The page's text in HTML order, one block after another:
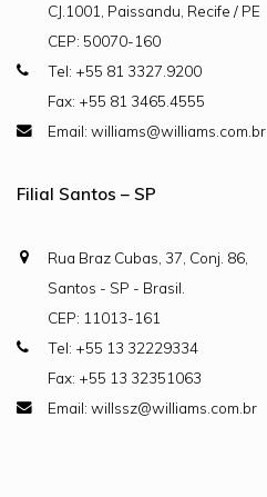
CJ.1001, Paissandu, Recife / PE
CEP: 50070-160
Tel: +55 81 3327.9200
Fax: +55 81 3465.4555
Email: williams@williams.com.br
Filial Santos – SP
Rua Braz Cubas, 37, Conj. 86,
Santos - SP - Brasil.
CEP: 11013-161
Tel: +55 13 32229334
Fax: +55 13 32351063
Email: willssz@williams.com.br